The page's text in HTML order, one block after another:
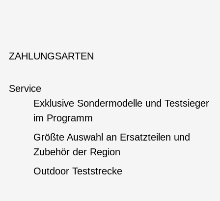
ZAHLUNGSARTEN
Service
Exklusive Sondermodelle und Testsieger
im Programm
Größte Auswahl an Ersatzteilen und
Zubehör der Region
Outdoor Teststrecke